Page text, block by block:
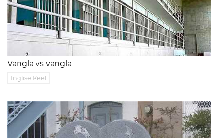
Vangla vs vangla
Inglise Keel